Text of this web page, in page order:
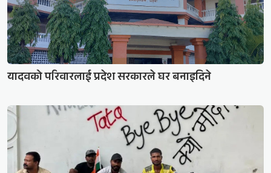
यादवको परिवारलाई प्रदेश सरकारले घर बनाइदिने